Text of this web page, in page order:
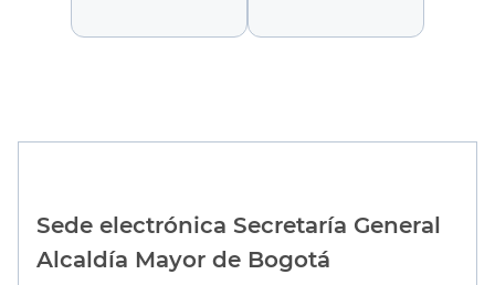
Sede electrónica Secretaría General
Alcaldía Mayor de Bogotá